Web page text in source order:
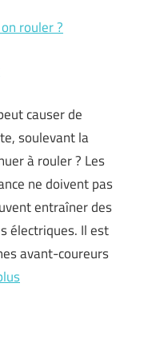
rouler ?
causer de
soulevant la
à rouler ? Les
ne doivent pas
entraîner des
électriques. Il est
avant-coureurs